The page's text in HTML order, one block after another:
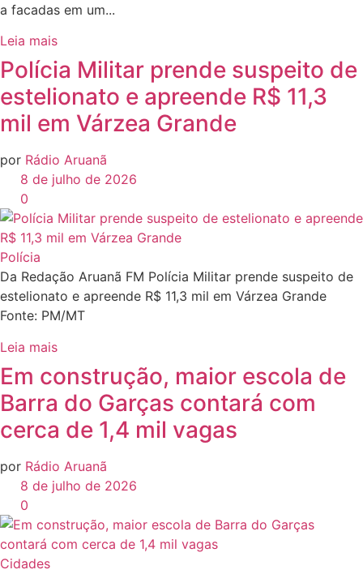
a facadas em um...
Leia mais
Polícia Militar prende suspeito de
estelionato e apreende R$ 11,3
mil em Várzea Grande
por Rádio Aruanã
8 de julho de 2026
0
Polícia
Da Redação Aruanã FM Polícia Militar prende suspeito de
estelionato e apreende R$ 11,3 mil em Várzea Grande
Fonte: PM/MT
Leia mais
Em construção, maior escola de
Barra do Garças contará com
cerca de 1,4 mil vagas
por Rádio Aruanã
8 de julho de 2026
0
Cidades